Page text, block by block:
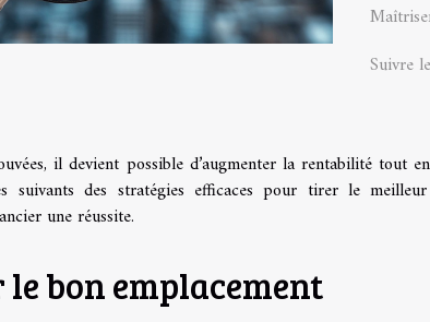
Suivre
il devient possible d’augmenter la rentabilité tout
suivants des stratégies efficaces pour tirer le
une réussite.
bon emplacement